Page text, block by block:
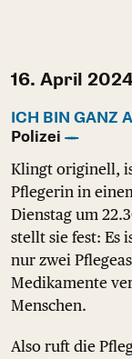
16. April
ICH BIN GANZ
Polizei
Klingt originell,
Pflegerin in
Dienstag um
stellt sie fest: Es
nur zwei
Medikamente
Menschen.
Also ruft die